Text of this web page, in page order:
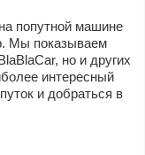
попутной машине
. Мы показываем
но и других
интересный
и добраться в